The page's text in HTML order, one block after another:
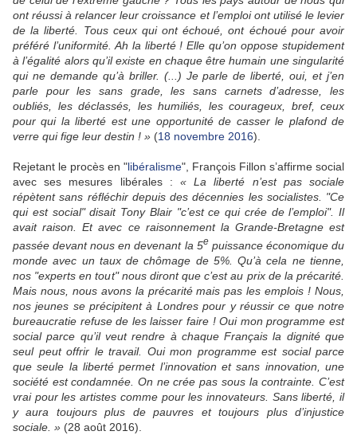
ont réussi à relancer leur croissance et l’emploi ont utilisé le levier
de la liberté. Tous ceux qui ont échoué, ont échoué pour avoir
préféré l’uniformité. Ah la liberté ! Elle qu’on oppose stupidement
à l’égalité alors qu’il existe en chaque être humain une singularité
qui ne demande qu’à briller. (...) Je parle de liberté, oui, et j’en
parle pour les sans grade, les sans carnets d’adresse, les
oubliés, les déclassés, les humiliés, les courageux, bref, ceux
pour qui la liberté est une opportunité de casser le plafond de
verre qui fige leur destin ! » (18 novembre 2016).
Rejetant le procès en "libéralisme", François Fillon s’affirme social
avec ses mesures libérales : « La liberté n’est pas sociale
répètent sans réfléchir depuis des décennies les socialistes. "Ce
qui est social" disait Tony Blair "c’est ce qui crée de l’emploi". Il
avait raison. Et avec ce raisonnement la Grande-Bretagne est
passée devant nous en devenant la 5epuissance économique du
monde avec un taux de chômage de 5%. Qu’à cela ne tienne,
nos "experts en tout" nous diront que c’est au prix de la précarité.
Mais nous, nous avons la précarité mais pas les emplois ! Nous,
nos jeunes se précipitent à Londres pour y réussir ce que notre
bureaucratie refuse de les laisser faire ! Oui mon programme est
social parce qu’il veut rendre à chaque Français la dignité que
seul peut offrir le travail. Oui mon programme est social parce
que seule la liberté permet l’innovation et sans innovation, une
société est condamnée. On ne crée pas sous la contrainte. C’est
vrai pour les artistes comme pour les innovateurs. Sans liberté, il
y aura toujours plus de pauvres et toujours plus d’injustice
sociale. » (28 août 2016).